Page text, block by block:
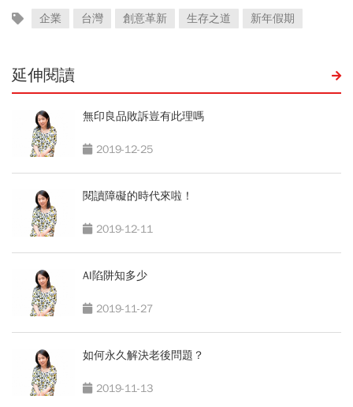
企業 台灣 創意革新 生存之道 新年假期
延伸閱讀
無印良品敗訴豈有此理嗎
2019-12-25
閱讀障礙的時代來啦！
2019-12-11
AI陷阱知多少
2019-11-27
如何永久解決老後問題？
2019-11-13